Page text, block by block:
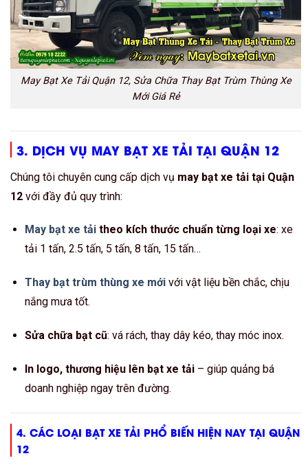
May Bạt Xe Tải Quận 12, Sửa Chữa Thay Bạt Trùm Thùng Xe
Mới Giá Rẻ
3. DỊCH VỤ MAY BẠT XE TẢI TẠI QUẬN 12
Chúng tôi chuyên cung cấp dịch vụ may bạt xe tải tại Quận
12 với đầy đủ quy trình:
May bạt xe tảitheo kích thước chuẩn từng loại xe: xe
tải 1 tấn, 2.5 tấn, 5 tấn, 8 tấn, 15 tấn…
Thay bạt trùm thùng xe mớivới vật liệu bền chắc, chịu
nắng mưa tốt.
Sửa chữa bạt cũ: vá rách, thay dây kéo, thay móc inox.
In logo, thương hiệu lên bạt xe tải– giúp quảng bá
doanh nghiệp ngay trên đường.
4. CÁC LOẠI BẠT XE TẢI PHỔ BIẾN HIỆN NAY TẠI QUẬN
12